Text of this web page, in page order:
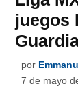
juegos
por
7 de mayo